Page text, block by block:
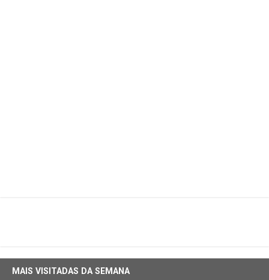
MAIS VISITADAS DA SEMANA